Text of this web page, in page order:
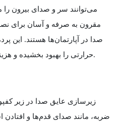
می‌توانند سر و صدای بیرون را
مقرون به صرفه و آسان برای
صدا در آپارتمان‌ها هستند. این
حرارتی را بهبود بخشیده و.
زیرسازی عایق صدا در زیر
ضربه، مانند صدای قدم‌ها و افتادن